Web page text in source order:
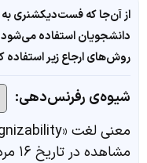
از آن‌جا که فست‌دیکشنری
دانشجویان استفاده
روش‌های ارجاع زیر استفاده
شیوه‌ی رفرنس‌دهی:
معنی لغت «recognizability» در